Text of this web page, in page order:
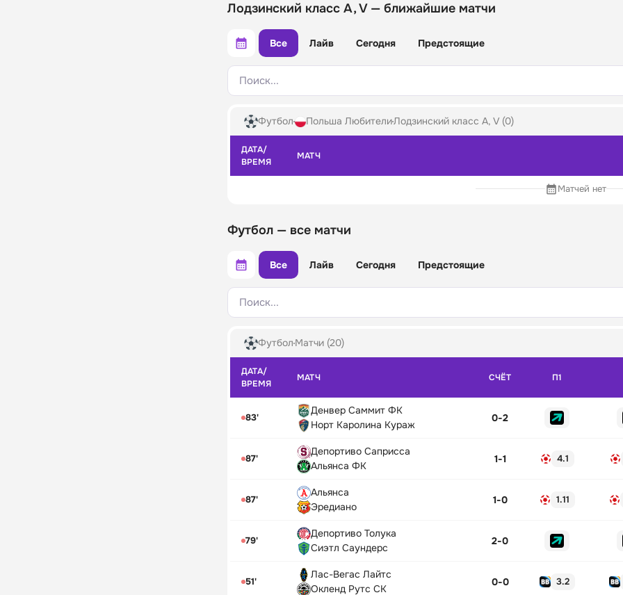
Лодзинский класс A, V — ближайшие матчи
Все Лайв Сегодня Предстоящие
Поиск...
Футбол Польша ЛюбителиЛодзинский класс A, V (0)
ДАТА/
ВРЕМЯ
МАТЧ
Матчей нет
Футбол — все матчи
Все Лайв Сегодня Предстоящие
Поиск...
Футбол Матчи (20)
ДАТА/
ВРЕМЯ
МАТЧ СЧЁТ П1
83'
Денвер Саммит ФК
Норт Каролина Кураж
0-2
87'
Депортиво Саприсса
Альянса ФК
1-1 4.1
87'
Альянса
Эредиано
1-0 1.11
79'
Депортиво Толука
Сиэтл Саундерс
2-0
51'
Лас-Вегас Лайтс
Окленд Рутс СК
0-0 3.2